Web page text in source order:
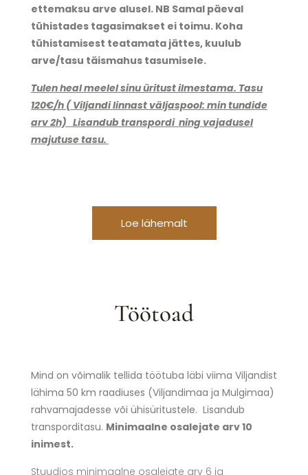
ettemaksu arve alusel. NB Samal päeval
tühistades tagasimakset ei toimu. Koha
tühistamisest teatamata jättes, kuulub
arve/tasu täismahus tasumisele.
Tulen heal meelel sinu üritust ilmestama. Tasu
120€/h ( Viljandi linnast väljaspool: min tundide
arv 2h) Lisandub transpordi ning vajadusel
majutuse tasu.
Loe lähemalt
Töötoad
Mind on võimalik tellida töötuba läbi viima Viljandist
lähima 50 km raadiuses (Viljandimaa ja Mulgimaa)
rahvamajadesse või ühisüritustele. Lisandub
transporditasu. Minimaalne osalejate arv 10
inimest.
Stuudios minimaalne osalejate arv 6 ja